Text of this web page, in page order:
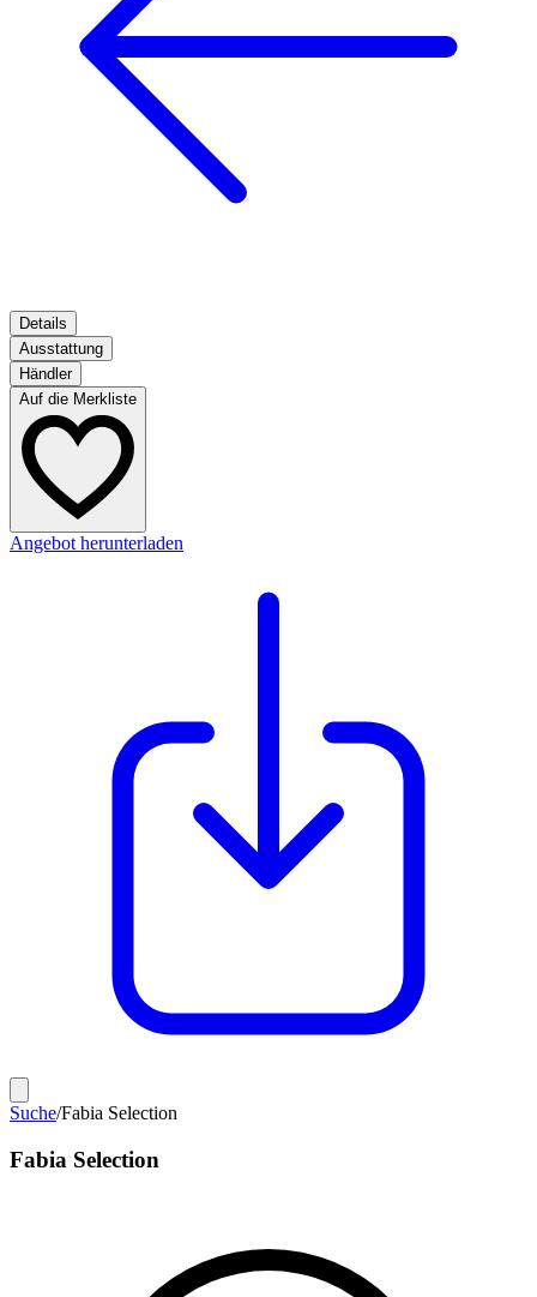
Details
Ausstattung
Händler
Auf die Merkliste
Angebot herunterladen
Suche/Fabia Selection
Fabia Selection